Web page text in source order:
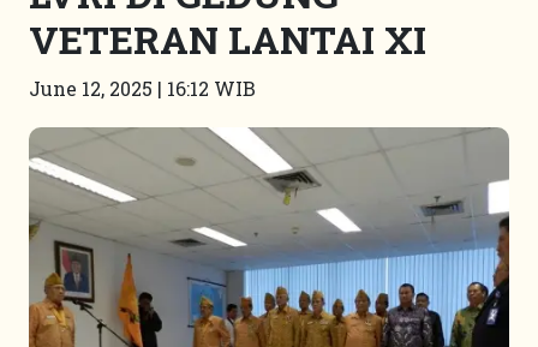
VETERAN LANTAI XI
June 12, 2025 | 16:12 WIB